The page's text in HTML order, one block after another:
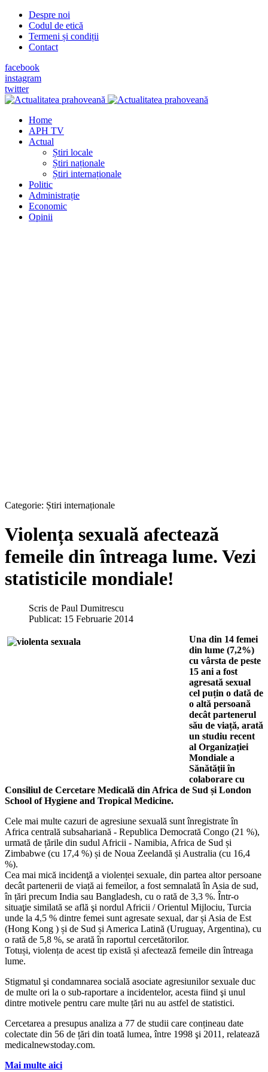
Despre noi
Codul de etică
Termeni și condiții
Contact
facebook
instagram
twitter
Home
APH TV
Actual
Știri locale
Știri naționale
Știri internaționale
Politic
Administrație
Economic
Opinii
Categorie: Știri internaționale
Violența sexuală afectează
femeile din întreaga lume. Vezi
statisticile mondiale!
Scris de Paul Dumitrescu
Publicat: 15 Februarie 2014
Una din 14 femei
din lume (7,2%)
cu vârsta de peste
15 ani a fost
agresată sexual
cel puțin o dată de
o altă persoană
decât partenerul
său de viață, arată
un studiu recent
al Organizației
Mondiale a
Sănătății în
colaborare cu
Consiliul de Cercetare Medicală din Africa de Sud și London
School of Hygiene and Tropical Medicine.
Cele mai multe cazuri de agresiune sexuală sunt înregistrate în
Africa centrală subsahariană - Republica Democrată Congo (21 %),
urmată de țările din sudul Africii - Namibia, Africa de Sud și
Zimbabwe (cu 17,4 %) și de Noua Zeelandă și Australia (cu 16,4
%).
Cea mai mică incidenţă a violenței sexuale, din partea altor persoane
decât partenerii de viață ai femeilor, a fost semnalată în Asia de sud,
în țări precum India sau Bangladesh, cu o rată de 3,3 %. Într-o
situaţie similată se află şi nordul Africii / Orientul Mijlociu, Turcia
unde la 4,5 % dintre femei sunt agresate sexual, dar și Asia de Est
(Hong Kong ) și de Sud și America Latină (Uruguay, Argentina), cu
o rată de 5,8 %, se arată în raportul cercetătorilor.
Totuși, violența de acest tip există și afectează femeile din întreaga
lume.
Stigmatul şi condamnarea socială asociate agresiunilor sexuale duc
de multe ori la o sub-raportare a incidentelor, acesta fiind şi unul
dintre motivele pentru care multe țări nu au astfel de statistici.
Cercetarea a presupus analiza a 77 de studii care conțineau date
colectate din 56 de țări din toată lumea, între 1998 şi 2011, relatează
medicalnewstoday.com.
Mai multe aici